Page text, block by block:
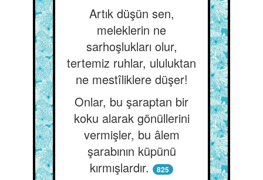
Artık düşün sen,
meleklerin ne
sarhoşlukları olur,
tertemiz ruhlar, ululuktan
ne mestîliklere düşer!
Onlar, bu şaraptan bir
koku alarak gönüllerini
vermişler, bu âlem
şarabının küpünü
kırmışlardır.
825